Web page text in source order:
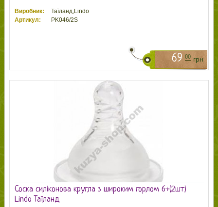
Виробник:
Таїланд,Lindo
Артикул:
PK046/2S
69 00 грн
Соска силіконова кругла з широким горлом 6+(2шт)
Lindo Таїланд